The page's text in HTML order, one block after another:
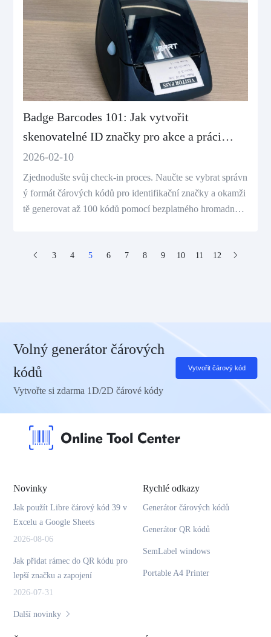
Badge Barcodes 101: Jak vytvořit
skenovatelné ID značky pro akce a práci
(bezplatný nástroj)
2026-02-10
Zjednodušte svůj check-in proces. Naučte se vybrat správn
ý formát čárových kódů pro identifikační značky a okamži
tě generovat až 100 kódů pomocí bezplatného hromadnéh
3 4 5 6 7 8 9 10 11 12
Volný generátor čárových
kódů
Vytvořte si zdarma 1D/2D čárové kódy
Vytvořit čárový kód
Novinky
Jak použít Libre čárový kód 39 v
Excelu a Google Sheets
2026-08-06
Jak přidat rámec do QR kódu pro
lepší značku a zapojení
2026-07-31
Další novinky
Rychlé odkazy
Generátor čárových kódů
Generátor QR kódů
SemLabel windows
Portable A4 Printer